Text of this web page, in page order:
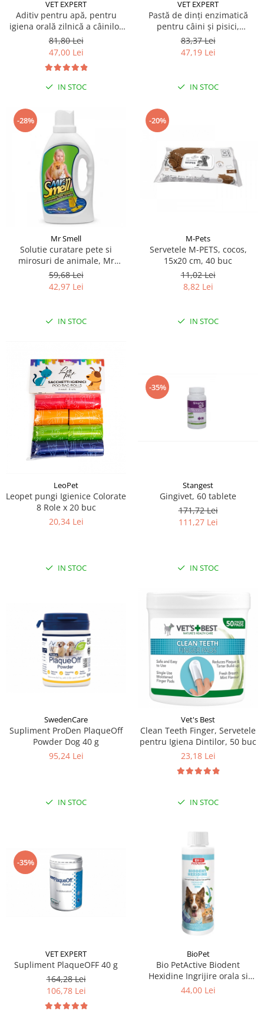
Sampoane si Balsamuri
Servetele Umede
Covorase absorbante
Curatare Ochi
Igiena Catel
Solutii Atractante si repelente
Custi transport - Pisici
Jucarii Pisici
Lese, Hamuri si Zgarzi
Paturi, perne si cosuri pentru pisici
Recompense Delicioase
VET EXPERT
Aditiv pentru apă, pentru
igiena orală zilnică a câinilor
și pisicilor Caryodent Proliqua
Vet Expert, 250ml
81,80 Lei
47,00 Lei
IN STOC
VET EXPERT
Pastă de dinți enzimatică
pentru câini și pisici,
CARYODENT VET EXPERT, gel,
50ml
83,37 Lei
47,19 Lei
IN STOC
-28%
Mr Smell
Solutie curatare pete si
mirosuri de animale, Mr
Smell, Floral, 1000 ml
59,68 Lei
42,97 Lei
IN STOC
-20%
M-Pets
Servetele M-PETS, cocos,
15x20 cm, 40 buc
11,02 Lei
8,82 Lei
IN STOC
LeoPet
Leopet pungi Igienice Colorate
8 Role x 20 buc
20,34 Lei
IN STOC
-35%
Stangest
Gingivet, 60 tablete
171,72 Lei
111,27 Lei
IN STOC
SwedenCare
Supliment ProDen PlaqueOff
Powder Dog 40 g
95,24 Lei
IN STOC
Vet's Best
Clean Teeth Finger, Servetele
pentru Igiena Dintilor, 50 buc
23,18 Lei
IN STOC
-35%
VET EXPERT
Supliment PlaqueOFF 40 g
164,28 Lei
106,78 Lei
BioPet
Bio PetActive Biodent
Hexidine Ingrijire orala si
dentara pentru caini si pisici
44,00 Lei